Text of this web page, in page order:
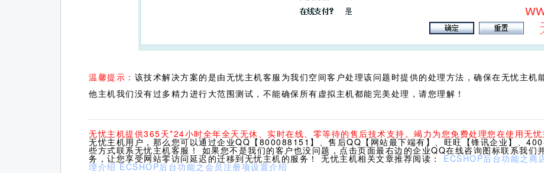
温馨提示： 该技术解决方案的是由无忧主机客服为我们空间客户处理该问题时提供的处理方法，确保在无忧主机
他主机我们没有过多精力进行大范围测试，不能确保所有虚拟主机都能完美处理，请您理解！
无忧主机提供365天*24小时全年全天无休、实时在线、零等待的售后技术支持。竭力为您免费处理您在使用无
无忧主机用户，那么您可以通过企业QQ【800088151】、售后QQ【网站最下端有】、旺旺【锋讯企业】、
些方式联系无忧主机客服！ 如果您不是我们的客户也没问题，点击页面最右边的企业QQ在线咨询图标联系我们
务，让您享受网站零访问延迟的迁移到无忧主机的服务！ 无忧主机相关文章推荐阅读： ECSHOP后台功能之商
理介绍 ECSHOP后台功能之会员注册项设置介绍